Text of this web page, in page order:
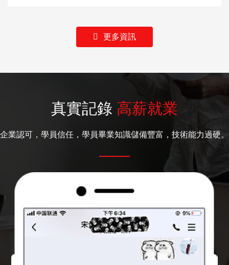
更多資訊
真實記錄 高薪就業
企業認可，學員信任，學員畢業知識儲備豐富，技術能力過硬。